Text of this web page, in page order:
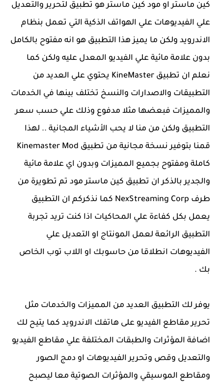
كين ماستر او مود كين ماستر هو تطبيق لتحرير والتعديل
علي الفيديوهات علي الهواتف الذكية التي تعمل بنظام
الاندرويد ولكن ما يميز هذا التطبيق هو انه مفتوح بالكامل
بدون علامة مائية علي الفيديو المعدل عليه ولكن كما
نعلم ان تطبيق KineMaster يحتوي علي العديد من
التطبيقات والاصدارات والنسخ تختلف بينها في الخدمات
والمميزات فبعضها مثلا مدفوع وذلك علي حسب سعر
التطبيق ولكن من منا لا يحب الأشياء المجانية .. لهذا
قمنا بتوفير نسخة مجانية من تطبيق Kinemaster Mod
كاملة ومفتوح بجميع المميزات وبدون اي علامة مائية
والجدير بالذكر ان تطبيق كين ماستر مود تم تطويرة من
طرف NexStreaming Corp كما نذكركم ان التطبيق
يعمل بكل كفاءة علي المحاكيات اذا كنت تريد تجربة
التطبيق الرائعة لعمل المونتاج او التعديل علي
الفيديوهات انطلاقا من حاسوبك او اللاب توب الخاص
بك .
يوفر لك التطبيق العديد من المميزات والخدمات مثل
تحرير مقاطع الفيديو على هاتفك الاندرويد كما يتيح لك
اضافة المؤثرات والطبقات المختلفة علي مقاطع الفيديو
والتعديل وقص وتحرير الفيديوهات او دمج الصور
ومقاطع الموسيقي والمؤثرات الصوتية معا ليصبح